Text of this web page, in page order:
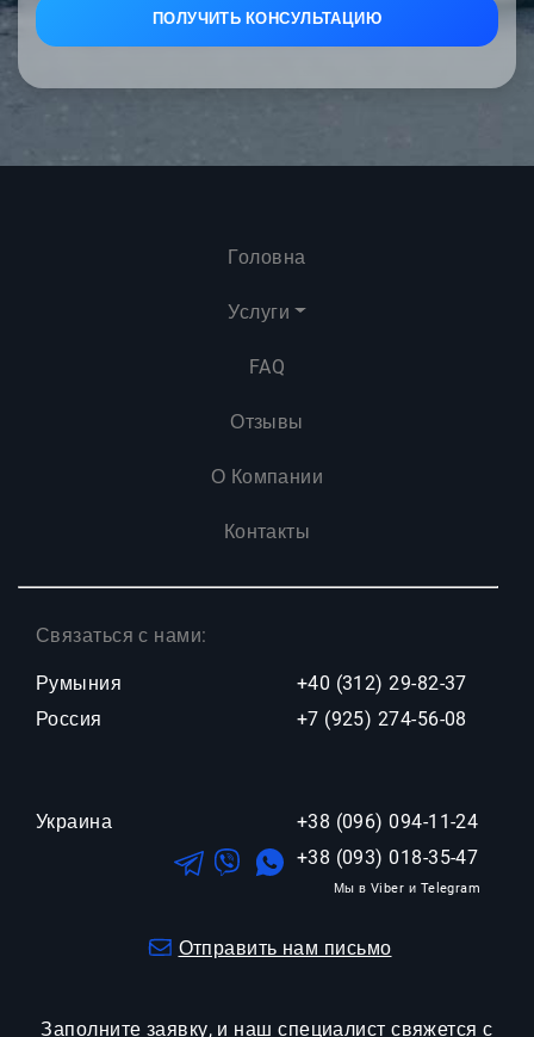
Головна
Услуги
FAQ
Отзывы
О Компании
Контакты
Связаться с нами:
Румыния
+40 (312) 29-82-37
Россия
+7 (925) 274-56-08
Украина
+38 (096) 094-11-24
+38 (093) 018-35-47
Отправить нам письмо
Заполните заявку, и наш специалист свяжется с